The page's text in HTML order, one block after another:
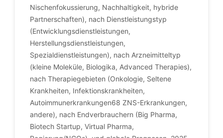
Nischenfokussierung, Nachhaltigkeit, hybride
Partnerschaften), nach Dienstleistungstyp
(Entwicklungsdienstleistungen,
Herstellungsdienstleistungen,
Spezialdienstleistungen), nach Arzneimitteltyp
(kleine Moleküle, Biologika, Advanced Therapies),
nach Therapiegebieten (Onkologie, Seltene
Krankheiten, Infektionskrankheiten,
Autoimmunerkrankungen68 ZNS-Erkrankungen,
andere), nach Endverbrauchern (Big Pharma,
Biotech Startup, Virtual Pharma,